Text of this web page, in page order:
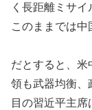
く長距離ミサイ
このままでは中
だとすると、米
領も武器均衡、
目の習近平主